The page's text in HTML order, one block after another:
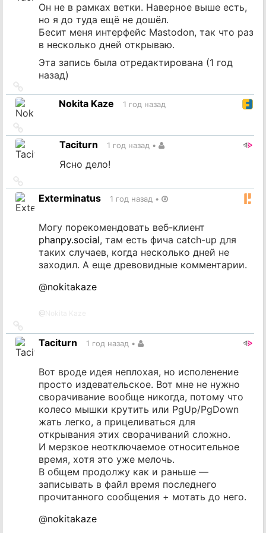
Он не в рамках ветки. Наверное выше есть,
но я до туда ещё не дошёл.
Бесит меня интерфейс Mastodon, так что раз
в несколько дней открываю.
Эта запись была отредактирована (1 год
назад)
на
источникNokita Kaze 1 год назад
на
источник Taciturn 1 год назад •
Ясно дело!
на
источник
Exterminatus 1 год назад •
Могу порекомендовать веб-клиент
phanpy.social, там есть фича catch-up для
таких случаев, когда несколько дней не
заходил. А еще древовидные комментарии.
@nokitakaze
@
на
источник
Taciturn 1 год назад •
Вот вроде идея неплохая, но исполенение
просто издевательское. Вот мне не нужно
сворачивание вообще никогда, потому что
колесо мышки крутить или PgUp/PgDown
жать легко, а прицеливаться для
открывания этих сворачиваний сложно.
И мерзкое неотключаемое относительное
время, хотя это уже мелочь.
В общем продолжу как и раньше —
записывать в файл время последнего
прочитанного сообщения + мотать до него.
@nokitakaze